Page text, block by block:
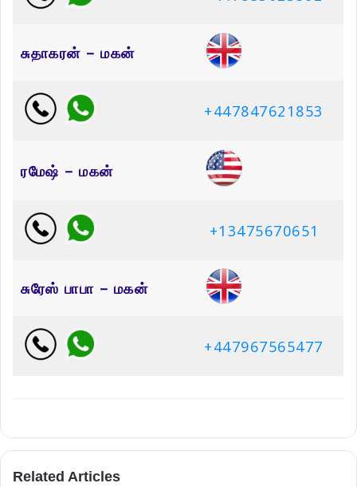
சுதாகரன் – மகன்
+447847621853
ரமேஷ் – மகன்
+13475670651
சுரேஸ் பாபா – மகன்
+447967565477
Related Articles